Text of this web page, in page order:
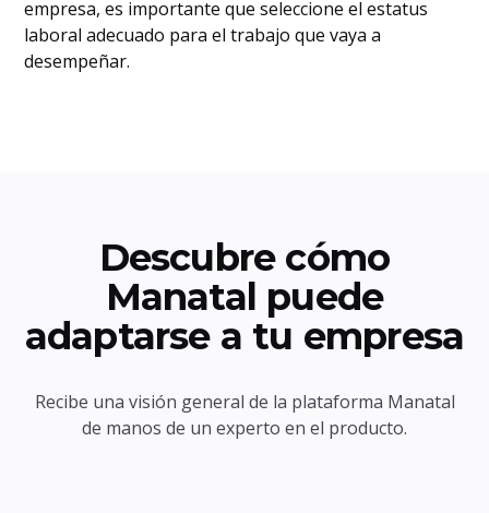
empresa, es importante que seleccione el estatus
laboral adecuado para el trabajo que vaya a
desempeñar.
Descubre cómo
Manatal puede
adaptarse a tu empresa
Recibe una visión general de la plataforma Manatal
de manos de un experto en el producto.